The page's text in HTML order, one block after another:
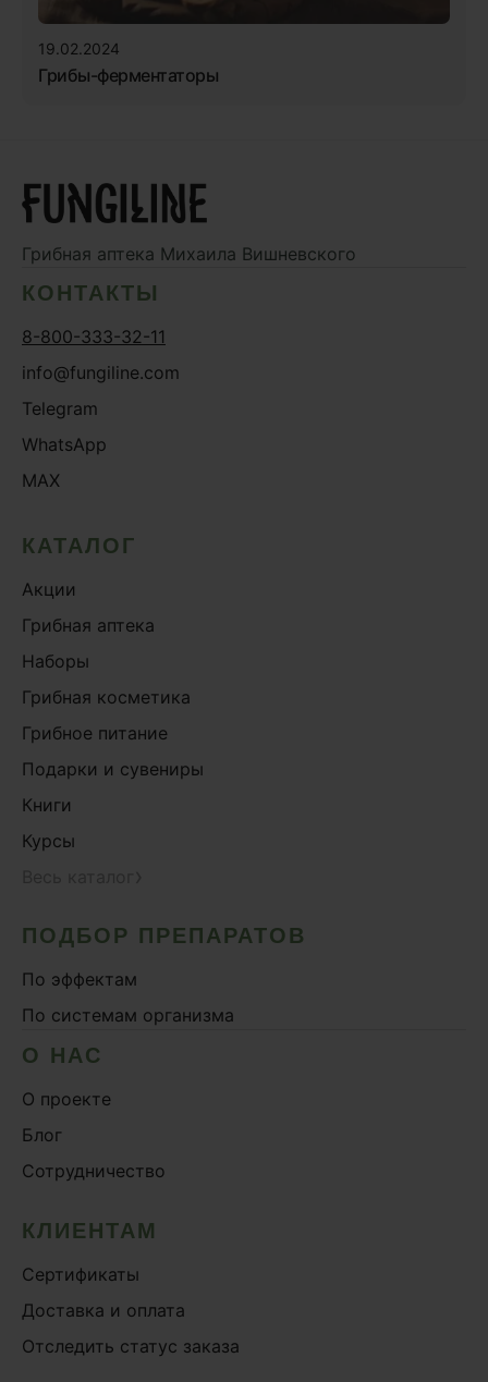
19.02.2024
Грибы-ферментаторы
Грибная аптека Михаила Вишневского
КОНТАКТЫ
8-800-333-32-11
info@fungiline.com
Telegram
WhatsApp
MAX
КАТАЛОГ
Акции
Грибная аптека
Наборы
Грибная косметика
Грибное питание
Подарки и сувениры
Книги
Курсы
ПОДБОР ПРЕПАРАТОВ
По эффектам
По системам организма
О НАС
О проекте
Блог
Сотрудничество
КЛИЕНТАМ
Сертификаты
Доставка и оплата
Отследить статус заказа